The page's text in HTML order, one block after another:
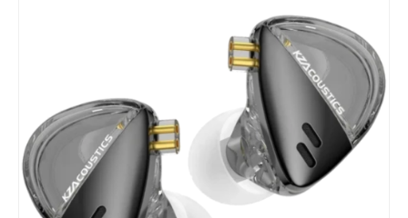
1490
Hemen Al